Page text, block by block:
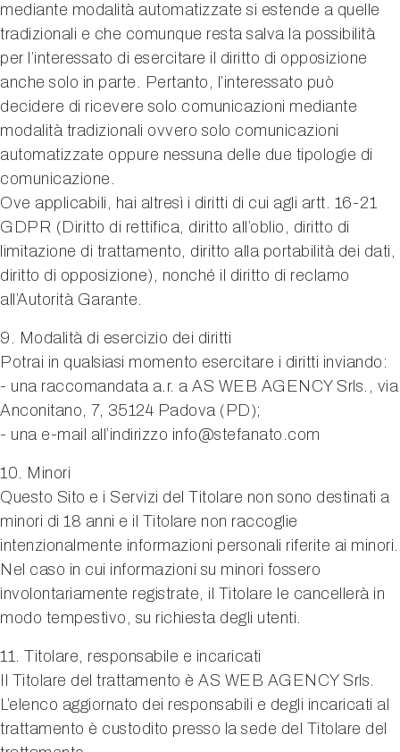
mediante modalità automatizzate si estende a quelle
tradizionali e che comunque resta salva la possibilità
per l’interessato di esercitare il diritto di opposizione
anche solo in parte. Pertanto, l’interessato può
decidere di ricevere solo comunicazioni mediante
modalità tradizionali ovvero solo comunicazioni
automatizzate oppure nessuna delle due tipologie di
comunicazione.
Ove applicabili, hai altresì i diritti di cui agli artt. 16-21
GDPR (Diritto di rettifica, diritto all’oblio, diritto di
limitazione di trattamento, diritto alla portabilità dei dati,
diritto di opposizione), nonché il diritto di reclamo
all’Autorità Garante.
9. Modalità di esercizio dei diritti
Potrai in qualsiasi momento esercitare i diritti inviando:
- una raccomandata a.r. a AS WEB AGENCY Srls., via
Anconitano, 7, 35124 Padova (PD);
- una e-mail all’indirizzo info@stefanato.com
10. Minori
Questo Sito e i Servizi del Titolare non sono destinati a
minori di 18 anni e il Titolare non raccoglie
intenzionalmente informazioni personali riferite ai minori.
Nel caso in cui informazioni su minori fossero
involontariamente registrate, il Titolare le cancellerà in
modo tempestivo, su richiesta degli utenti.
11. Titolare, responsabile e incaricati
Il Titolare del trattamento è AS WEB AGENCY Srls.
L’elenco aggiornato dei responsabili e degli incaricati al
trattamento è custodito presso la sede del Titolare del